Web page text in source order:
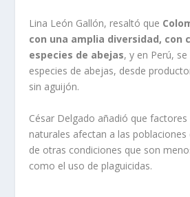
Lina León Gallón, resaltó que
con una amplia diversidad, con
especies de abejas, y en Perú,
especies de abejas, desde
sin aguijón.
César Delgado añadió que
naturales afectan a las
de otras condiciones que son
como el uso de plaguicidas.